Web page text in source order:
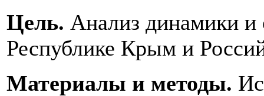
Цель. Анализ динамики и
Республике Крым и
Материалы и методы.